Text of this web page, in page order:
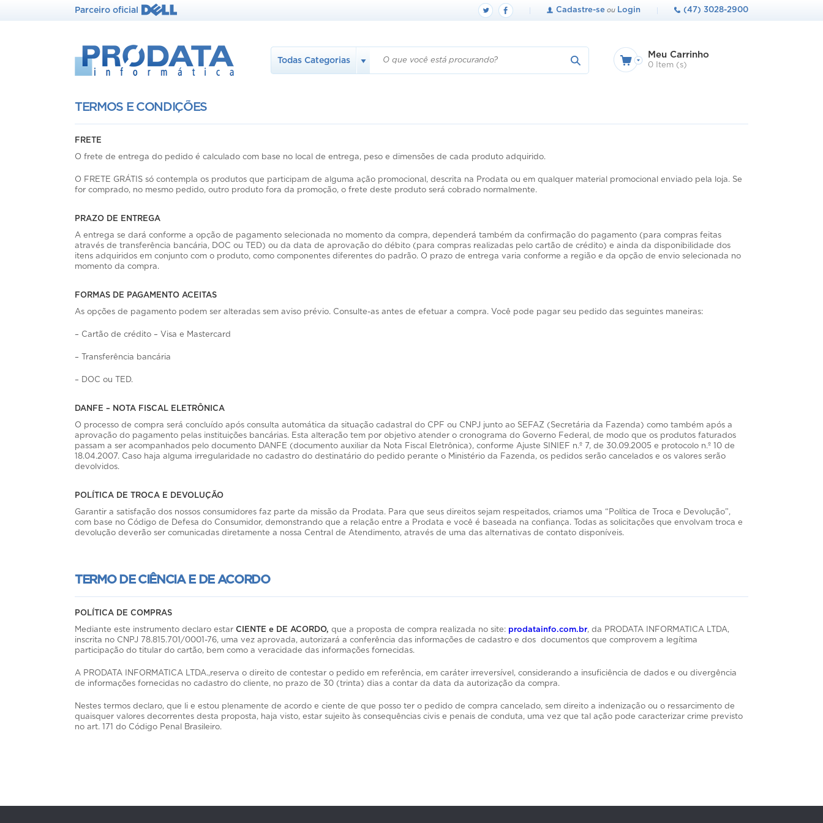
Parceiro oficial (47) 3028-2900
Cadastre-se ou Login
TodasCategorias
Meu Carrinho
0 Item (s)
TERMOS E CONDIÇÕES
FRETE
O frete de entrega do pedido é calculado com base no local de entrega, peso e dimensões de cada produto adquirido.
O FRETE GRÁTIS só contempla os produtos que participam de alguma ação promocional, descrita na Prodata ou em qualquer material promocional enviado pela loja. Se
for comprado, no mesmo pedido, outro produto fora da promoção, o frete deste produto será cobrado normalmente.
PRAZO DE ENTREGA
A entrega se dará conforme a opção de pagamento selecionada no momento da compra, dependerá também da confirmação do pagamento (para compras feitas
através de transferência bancária, DOC ou TED) ou da data de aprovação do débito (para compras realizadas pelo cartão de crédito) e ainda da disponibilidade dos
itens adquiridos em conjunto com o produto, como componentes diferentes do padrão. O prazo de entrega varia conforme a região e da opção de envio selecionada no
momento da compra.
FORMAS DE PAGAMENTO ACEITAS
As opções de pagamento podem ser alteradas sem aviso prévio. Consulte-as antes de efetuar a compra. Você pode pagar seu pedido das seguintes maneiras:
– Cartão de crédito – Visa e Mastercard
– Transferência bancária
– DOC ou TED.
DANFE – NOTA FISCAL ELETRÔNICA
O processo de compra será concluído após consulta automática da situação cadastral do CPF ou CNPJ junto ao SEFAZ (Secretária da Fazenda) como também após a
aprovação do pagamento pelas instituições bancárias. Esta alteração tem por objetivo atender o cronograma do Governo Federal, de modo que os produtos faturados
passam a ser acompanhados pelo documento DANFE (documento auxiliar da Nota Fiscal Eletrônica), conforme Ajuste SINIEF n.º 7, de 30.09.2005 e protocolo n.º 10 de
18.04.2007. Caso haja alguma irregularidade no cadastro do destinatário do pedido perante o Ministério da Fazenda, os pedidos serão cancelados e os valores serão
devolvidos.
POLÍTICA DE TROCA E DEVOLUÇÃO
Garantir a satisfação dos nossos consumidores faz parte da missão da Prodata. Para que seus direitos sejam respeitados, criamos uma “Política de Troca e Devolução”,
com base no Código de Defesa do Consumidor, demonstrando que a relação entre a Prodata e você é baseada na confiança. Todas as solicitações que envolvam troca e
devolução deverão ser comunicadas diretamente a nossa Central de Atendimento, através de uma das alternativas de contato disponíveis.
TERMO DE CIÊNCIA E DE ACORDO
POLÍTICA DE COMPRAS
Mediante este instrumento declaro estar CIENTE e DE ACORDO, que a proposta de compra realizada no site: prodatainfo.com.br, da PRODATA INFORMATICA LTDA,
inscrita no CNPJ 78.815.701/0001-76, uma vez aprovada, autorizará a conferência das informações de cadastro e dos documentos que comprovem a legítima
participação do titular do cartão, bem como a veracidade das informações fornecidas.
A PRODATA INFORMATICA LTDA.,reserva o direito de contestar o pedido em referência, em caráter irreversível, considerando a insuficiência de dados e ou divergência
de informações fornecidas no cadastro do cliente, no prazo de 30 (trinta) dias a contar da data da autorização da compra.
Nestes termos declaro, que li e estou plenamente de acordo e ciente de que posso ter o pedido de compra cancelado, sem direito a indenização ou o ressarcimento de
quaisquer valores decorrentes desta proposta, haja visto, estar sujeito às consequências civis e penais de conduta, uma vez que tal ação pode caracterizar crime previsto
no art. 171 do Código Penal Brasileiro.